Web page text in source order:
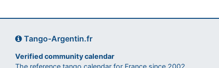
Tango-Argentin.fr
Verified community calendar
The reference tango calendar for France since 2002